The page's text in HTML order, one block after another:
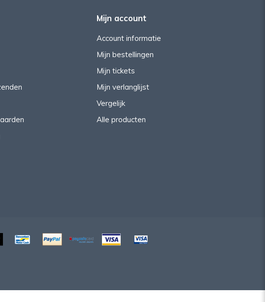
Mijn account
Account informatie
Mijn bestellingen
Mijn tickets
Mijn verlanglijst
Vergelijk
Alle producten